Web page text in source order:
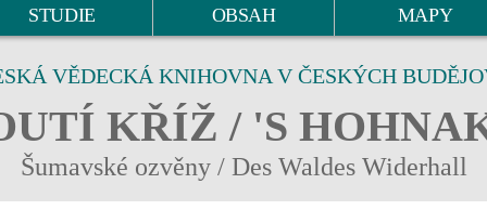
STUDIE OBSAH MAPY
VĚDECKÁ KNIHOVNA V ČESKÝCH
KŘÍŽ / 'S
Šumavské ozvěny / Des Waldes Widerhall